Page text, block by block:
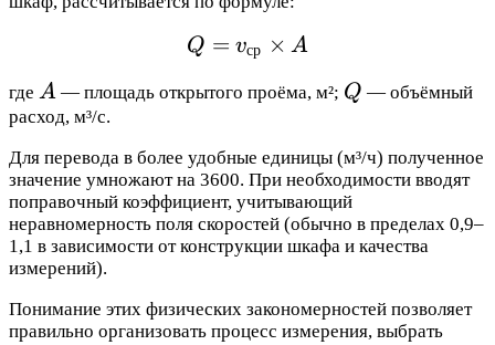
Q = v_{\text{ср}}
Q = vср × A
где A
A — площадь открытого проёма, м²; Q
Q — объёмный
расход, м³/с.
Для перевода в более удобные единицы (м³/ч) полученное
значение умножают на 3600. При необходимости вводят
поправочный коэффициент, учитывающий
неравномерность поля скоростей (обычно в пределах 0,9–
1,1 в зависимости от конструкции шкафа и качества
измерений).
Понимание этих физических закономерностей позволяет
правильно организовать процесс измерения, выбрать